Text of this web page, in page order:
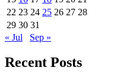
22 23 24 25 26 27 28
29 30 31
« Jul
Sep »
Recent Posts